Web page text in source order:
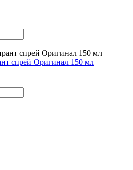
спрей Оригинал 150 мл